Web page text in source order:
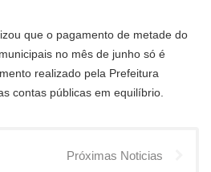
que o pagamento de metade do
no mês de junho só é
realizado pela Prefeitura
contas públicas em equilíbrio.
Próximas Noticias